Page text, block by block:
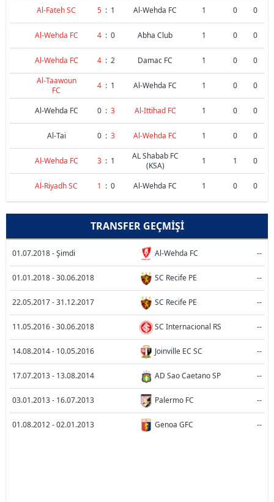
Al-Fateh SC 5 : 1 Al-Wehda FC 1 0 0
Al-Wehda FC 4 : 0 Abha Club 1 0 0
Al-Wehda FC 4 : 2 Damac FC 1 0
0
Al-Taawoun
FC
4 : 1 Al-Wehda FC 1 0 0
Al-Wehda FC 0 : 3 Al-Ittihad FC 1 0 0
Al-Tai 0 : 3 Al-Wehda FC 1 0 0
Al-Wehda FC 3 : 1
AL Shabab FC
(KSA)
1 1 0
Al-Riyadh SC 1 : 0 Al-Wehda FC 1 0 0
TRANSFER GEÇMIŞI
01.07.2018 - Şimdi Al-Wehda FC --
01.01.2018 - 30.06.2018 SC Recife PE --
22.05.2017 - 31.12.2017 SC Recife PE --
11.05.2016 - 30.06.2018 SC Internacional RS --
14.08.2014 - 10.05.2016 Joinville EC SC --
17.07.2013 - 13.08.2014 AD Sao Caetano SP --
03.01.2013 - 16.07.2013 Palermo FC --
01.08.2012 - 02.01.2013 Genoa GFC --